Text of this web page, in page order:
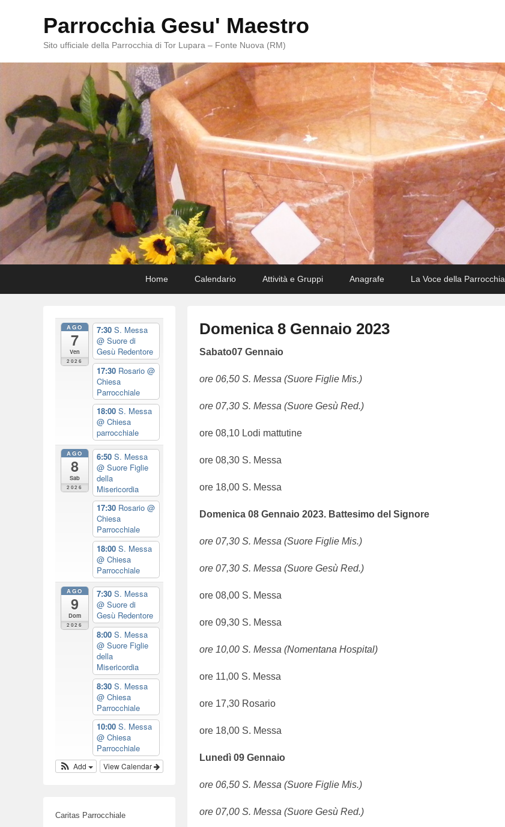
Parrocchia Gesu' Maestro
Sito ufficiale della Parrocchia di Tor Lupara – Fonte Nuova (RM)
Home Calendario Attività e Gruppi Anagrafe La Voce della Parrocchia
Domenica 8 Gennaio 2023
P
s
e
n
7
0
/
2
b
w
b
s
e
Sabato07 Gennaio
ore 06,50 S. Messa (Suore Figlie Mis.)
ore 07,30 S. Messa (Suore Gesù Red.)
ore 08,10 Lodi mattutine
ore 08,30 S. Messa
ore 18,00 S. Messa
Domenica 08 Gennaio 2023. Battesimo del Signore
ore 07,30 S. Messa (Suore Figlie Mis.)
ore 07,30 S. Messa (Suore Gesù Red.)
ore 08,00 S. Messa
ore 09,30 S. Messa
ore 10,00 S. Messa (Nomentana Hospital)
ore 11,00 S. Messa
ore 17,30 Rosario
ore 18,00 S. Messa
Lunedì 09 Gennaio
ore 06,50 S. Messa (Suore Figlie Mis.)
ore 07,00 S. Messa (Suore Gesù Red.)
AGO
7
Ven
2026
7:30 S. Messa
@ Suore di
Gesù Redentore
17:30 Rosario @
Chiesa
Parrocchiale
18:00 S. Messa
@ Chiesa
parrocchiale
AGO
8
Sab
2026
6:50 S. Messa
@ Suore Figlie
della
Misericordia
17:30 Rosario @
Chiesa
Parrocchiale
18:00 S. Messa
@ Chiesa
Parrocchiale
AGO
9
Dom
2026
7:30 S. Messa
@ Suore di
Gesù Redentore
8:00 S. Messa
@ Suore Figlie
della
Misericordia
8:30 S. Messa
@ Chiesa
Parrocchiale
10:00 S. Messa
@ Chiesa
Parrocchiale
View Calendar
Add
Caritas Parrocchiale